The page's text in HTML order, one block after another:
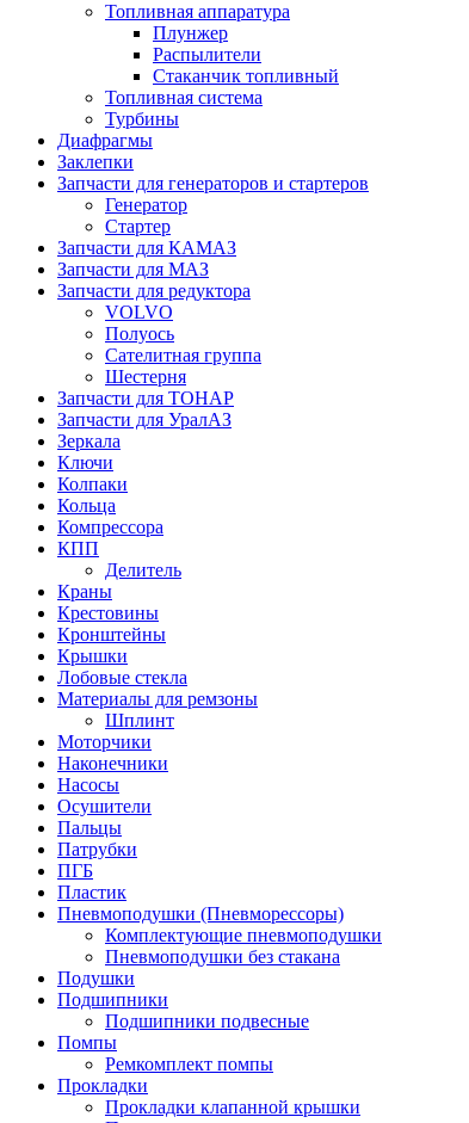
Топливная аппаратура
Плунжер
Распылители
Стаканчик топливный
Топливная система
Турбины
Диафрагмы
Заклепки
Запчасти для генераторов и стартеров
Генератор
Стартер
Запчасти для КАМАЗ
Запчасти для МАЗ
Запчасти для редуктора
VOLVO
Полуось
Сателитная группа
Шестерня
Запчасти для ТОНАР
Запчасти для УралАЗ
Зеркала
Ключи
Колпаки
Кольца
Компрессора
КПП
Делитель
Краны
Крестовины
Кронштейны
Крышки
Лобовые стекла
Материалы для ремзоны
Шплинт
Моторчики
Наконечники
Насосы
Осушители
Пальцы
Патрубки
ПГБ
Пластик
Пневмоподушки (Пневморессоры)
Комплектующие пневмоподушки
Пневмоподушки без стакана
Подушки
Подшипники
Подшипники подвесные
Помпы
Ремкомплект помпы
Прокладки
Прокладки клапанной крышки